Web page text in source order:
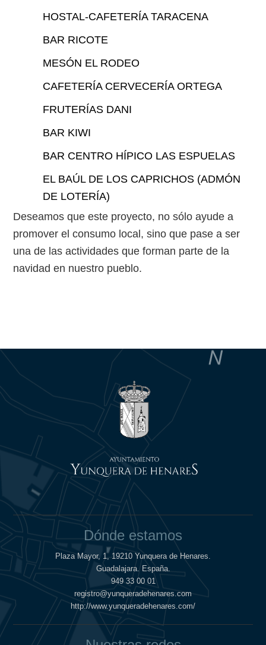
HOSTAL-CAFETERÍA TARACENA
BAR RICOTE
MESÓN EL RODEO
CAFETERÍA CERVECERÍA ORTEGA
FRUTERÍAS DANI
BAR KIWI
BAR CENTRO HÍPICO LAS ESPUELAS
EL BAÚL DE LOS CAPRICHOS (ADMÓN
DE LOTERÍA)
Deseamos que este proyecto, no sólo ayude a
promover el consumo local, sino que pase a ser
una de las actividades que forman parte de la
navidad en nuestro pueblo.
Dónde estamos
Plaza Mayor, 1, 19210 Yunquera de Henares.
Guadalajara. España.
949 33 00 01
registro@yunqueradehenares.com
http://www.yunqueradehenares.com/